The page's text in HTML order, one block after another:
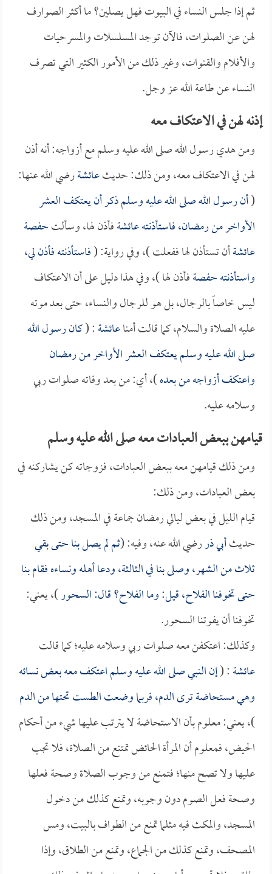
ثم إذا جلس النساء في البيوت فهل يصلين؟ ما أكثر الصوارف
لهن عن الصلوات، فالآن توجد المسلسلات والمسرحيات
والأفلام والقنوات، وغير ذلك من الأمور الكثير التي تصرف
النساء عن طاعة الله عز وجل.
إذنه لهن في الاعتكاف معه
ومن هدي رسول الله صلى الله عليه وسلم مع أزواجه: أنه أذن
لهن في الاعتكاف معه، ومن ذلك: حديثعائشةرضي الله عنها:
(أن رسول الله صلى الله عليه وسلم ذكر أن يعتكف العشر
الأواخر من رمضان، فاستأذنتهعائشةفأذن لها، وسألتحفصة
عائشةأن تستأذن لها ففعلت )، وفي رواية: (فاستأذنته فأذن لي،
واستأذنتهحفصةفأذن لها )، وفي هذا دليل على أن الاعتكاف
ليس خاصاً بالرجال، بل هو للرجال والنساء، حتى بعد موته
عليه الصلاة والسلام، كما قالت أمناعائشة: (كان رسول الله
صلى الله عليه وسلم يعتكف العشر الأواخر من رمضان
واعتكف أزواجه من بعده)، أي: من بعد وفاته صلوات ربي
وسلامه عليه.
قيامهن ببعض العبادات معه صلى الله عليه وسلم
ومن ذلك قيامهن معه ببعض العبادات، فزوجاته كن يشاركنه في
بعض العبادات، ومن ذلك:
قيام الليل في بعض ليالي رمضان جماعة في المسجد، ومن ذلك
حديثأبي ذررضي الله عنه، وفيه: (ثم لم يصل بنا حتى بقي
ثلاث من الشهر، وصلى بنا في الثالثة، ودعا أهله ونساءه فقام بنا
حتى تخوفنا الفلاح، قيل: وما الفلاح؟ قال: السحور)، يعني:
تخوفنا أن يفوتنا السحور.
وكذلك: اعتكفن معه صلوات ربي وسلامه عليه؛ كما قالت
عائشة: (إن النبي صلى الله عليه وسلم اعتكف معه بعض نسائه
وهي مستحاضة ترى الدم، فربما وضعت الطست تحتها من الدم
)، يعني: معلوم بأن الاستحاضة لا يترتب عليها شيء من أحكام
الحيض، فمعلوم أن المرأة الحائض تمتنع من الصلاة، فلا تجب
عليها ولا تصح منها؛ فتمنع من وجوب الصلاة وصحة فعلها
وصحة فعل الصوم دون وجوبه، وتمنع كذلك من دخول
المسجد، والمكث فيه مثلما تمنع من الطواف بالبيت، ومس
المصحف، وتمنع كذلك من الجماع، وتمنع من الطلاق، وإذا